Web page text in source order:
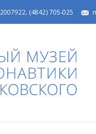
(4842) 705-025